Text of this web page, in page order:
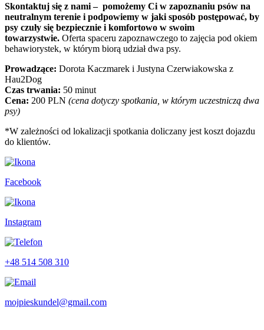
Skontaktuj się z nami – pomożemy Ci w zapoznaniu psów na
neutralnym terenie i podpowiemy w jaki sposób postępować, by
psy czuły się bezpiecznie i komfortowo w swoim
towarzystwie. Oferta spaceru zapoznawczego to zajęcia pod okiem
behawiorystek, w którym biorą udział dwa psy.
Prowadzące: Dorota Kaczmarek i Justyna Czerwiakowska z
Hau2Dog
Czas trwania: 50 minut
Cena: 200 PLN (cena dotyczy spotkania, w którym uczestniczą dwa
psy)
*W zależności od lokalizacji spotkania doliczany jest koszt dojazdu
do klientów.
Facebook
Instagram
+48 514 508 310
mojpieskundel@gmail.com